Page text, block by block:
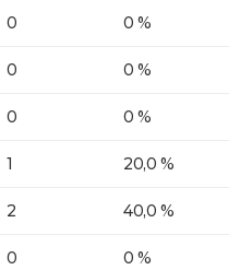
0 0 %
0 0 %
0 0 %
1 20,0 %
2 40,0 %
0 0 %